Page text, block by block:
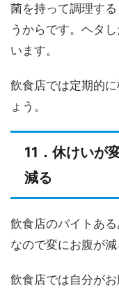
菌を持って調理す
うからです。ヘタ
います。
飲食店では定期的
ょう。
11．休けいが
減る
飲食店のバイトあ
なので変にお腹が減
飲食店では自分が